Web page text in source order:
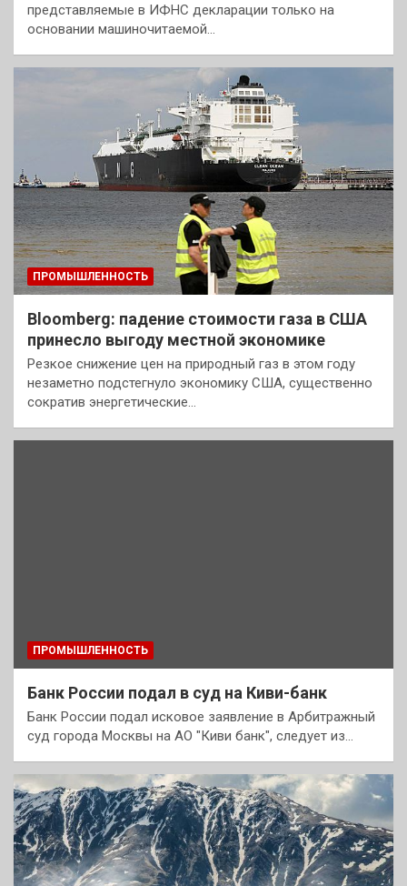
представляемые в ИФНС декларации только на
основании машиночитаемой…
ПРОМЫШЛЕННОСТЬ
Bloomberg: падение стоимости газа в США
принесло выгоду местной экономике
Резкое снижение цен на природный газ в этом году
незаметно подстегнуло экономику США, существенно
сократив энергетические…
ПРОМЫШЛЕННОСТЬ
Банк России подал в суд на Киви-банк
Банк России подал исковое заявление в Арбитражный
суд города Москвы на АО "Киви банк", следует из…